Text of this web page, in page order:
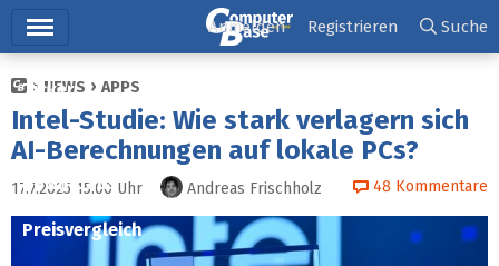
Ticker
Tests
Downloads
Preisvergleich
Anmelden Registrieren Suche
NEWS APPS
Intel-Studie: Wie stark verlagern sich
AI-Berechnungen auf lokale PCs?
17.7.2025 15:00 Uhr Andreas Frischholz 48 Kommentare